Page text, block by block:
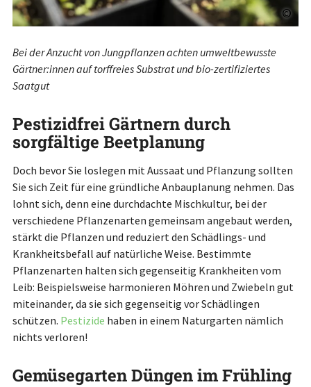
©
Bei der Anzucht von Jungpflanzen achten umweltbewusste
Gärtner:innen auf torffreies Substrat und bio-zertifiziertes
Saatgut
Pestizidfrei Gärtnern durch
sorgfältige Beetplanung
Doch bevor Sie loslegen mit Aussaat und Pflanzung sollten
Sie sich Zeit für eine gründliche Anbauplanung nehmen. Das
lohnt sich, denn eine durchdachte Mischkultur, bei der
verschiedene Pflanzenarten gemeinsam angebaut werden,
stärkt die Pflanzen und reduziert den Schädlings- und
Krankheitsbefall auf natürliche Weise. Bestimmte
Pflanzenarten halten sich gegenseitig Krankheiten vom
Leib: Beispielsweise harmonieren Möhren und Zwiebeln gut
miteinander, da sie sich gegenseitig vor Schädlingen
schützen. Pestizide haben in einem Naturgarten nämlich
nichts verloren!
Gemüsegarten Düngen im Frühling